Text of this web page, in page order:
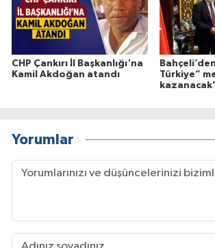
CHP Çankırı İl Başkanlığı'na
Kamil Akdoğan atandı
Türkiye”
Yorumlar